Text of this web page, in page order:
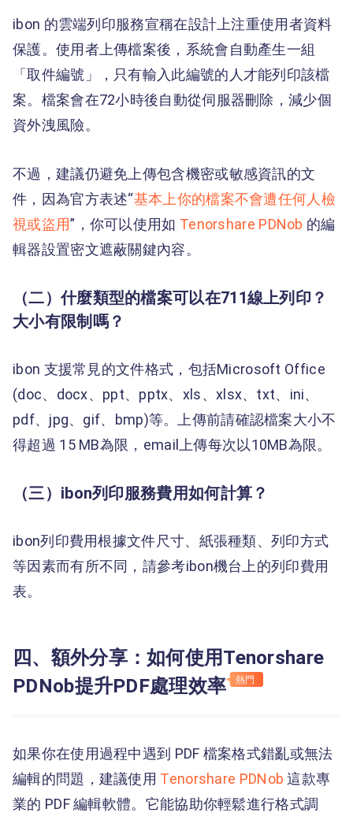
ibon 的雲端列印服務宣稱在設計上注重使用者資料
保護。使用者上傳檔案後，系統會自動產生一組
「取件編號」，只有輸入此編號的人才能列印該檔
案。檔案會在72小時後自動從伺服器刪除，減少個
資外洩風險。
不過，建議仍避免上傳包含機密或敏感資訊的文
件，因為官方表述“基本上你的檔案不會遭任何人檢
視或盜用”，你可以使用如 Tenorshare PDNob 的編
輯器設置密文遮蔽關鍵內容。
（二）什麼類型的檔案可以在711線上列印？
大小有限制嗎？
ibon 支援常見的文件格式，包括Microsoft Office
(doc、docx、ppt、pptx、xls、xlsx、txt、ini、
pdf、jpg、gif、bmp)等。上傳前請確認檔案大小不
得超過 15 MB為限，email上傳每次以10MB為限。
（三）ibon列印服務費用如何計算？
ibon列印費用根據文件尺寸、紙張種類、列印方式
等因素而有所不同，請參考ibon機台上的列印費用
表。
四、額外分享：如何使用Tenorshare
PDNob提升PDF處理效率
熱門
如果你在使用過程中遇到 PDF 檔案格式錯亂或無法
編輯的問題，建議使用 Tenorshare PDNob這款專
業的 PDF 編輯軟體。它能協助你輕鬆進行格式調